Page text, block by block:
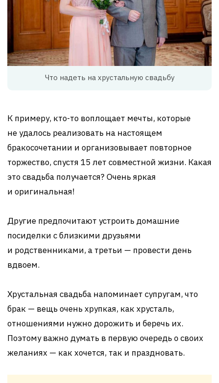
Что надеть на хрустальную свадьбу
К примеру, кто-то воплощает мечты, которые
не удалось реализовать на настоящем
бракосочетании и организовывает повторное
торжество, спустя 15 лет совместной жизни. Какая
это свадьба получается? Очень яркая
и оригинальная!
Другие предпочитают устроить домашние
посиделки с близкими друзьями
и родственниками, а третьи — провести день
вдвоем.
Хрустальная свадьба напоминает супругам, что
брак — вещь очень хрупкая, как хрусталь,
отношениями нужно дорожить и беречь их.
Поэтому важно думать в первую очередь о своих
желаниях — как хочется, так и праздновать.